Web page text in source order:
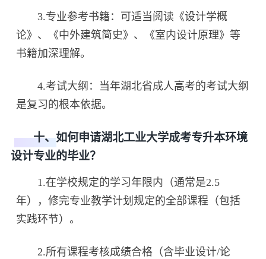
3.专业参考书籍：可适当阅读《设计学概
论》、《中外建筑简史》、《室内设计原理》等
书籍加深理解。
4.考试大纲：当年湖北省成人高考的考试大纲
是复习的根本依据。
十、如何申请湖北工业大学成考专升本环境
设计专业的毕业？
1.在学校规定的学习年限内（通常是2.5
年），修完专业教学计划规定的全部课程（包括
实践环节）。
2.所有课程考核成绩合格（含毕业设计/论